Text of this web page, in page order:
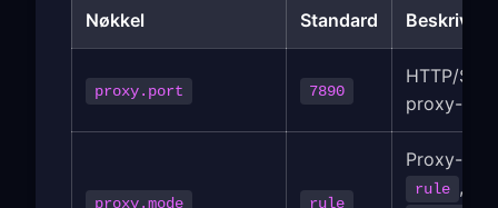
Nøkkel Standard
proxy.port 7890
HTTP/
proxy-port
proxy.mode rule
Proxy-
rule ,